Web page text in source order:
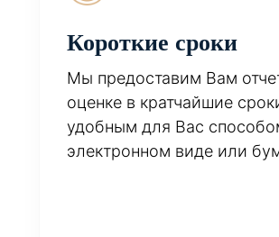
Короткие сроки
Мы предоставим Вам
оценке в кратчайшие
удобным для Вас
электронном виде или